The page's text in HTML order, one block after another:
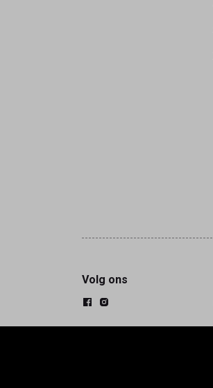
Volg ons